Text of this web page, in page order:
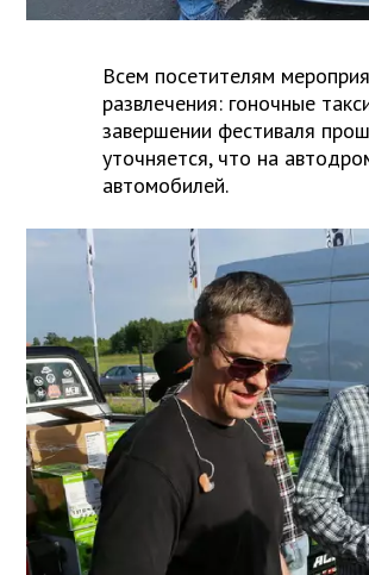
Всем посетителям
развлечения: гоночные
завершении фестиваля
уточняется, что на
автомобилей.